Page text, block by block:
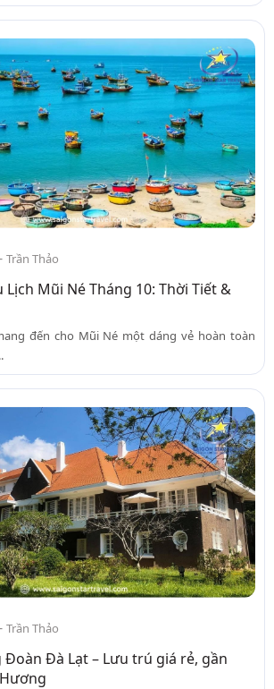
Trần Thảo
Lịch Mũi Né Tháng 10: Thời Tiết &
đến cho Mũi Né một dáng vẻ hoàn toàn
Trần Thảo
Đoàn Đà Lạt – Lưu trú giá rẻ, gần